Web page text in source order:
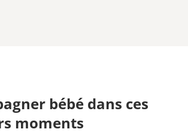
bébé dans ces
moments